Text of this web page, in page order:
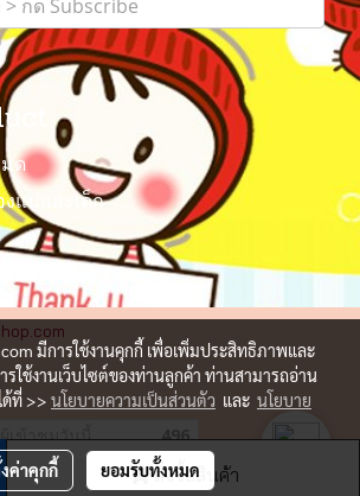
สั่งซื้อสินค้า
ด
แม่และเด็ก
ผู้เข้าชมวันนี้ 496
Powered by MakeWebEasy.com
มีการใช้งานคุกกี้ เพื่อเพิ่มประสิทธิภาพและ
ใช้งานเว็บไซต์ของท่านลูกค้า ท่านสามารถอ่าน
ด้ที่ >> นโยบายความเป็นส่วนตัว และ นโยบาย
ค่าคุกกี้ ยอมรับทั้งหมด